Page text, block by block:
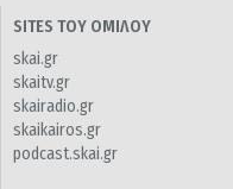
SITES ΤΟΥ ΟΜΙΛΟΥ
skai.gr
skaitv.gr
skairadio.gr
skaikairos.gr
podcast.skai.gr